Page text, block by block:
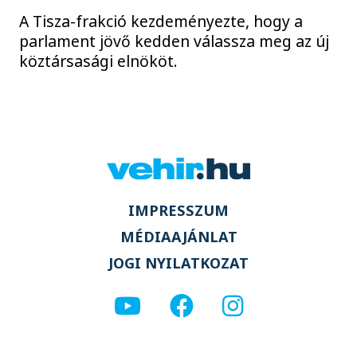
A Tisza-frakció kezdeményezte, hogy a
parlament jövő kedden válassza meg az új
köztársasági elnököt.
IMPRESSZUM
MÉDIAAJÁNLAT
JOGI NYILATKOZAT